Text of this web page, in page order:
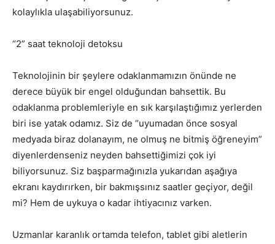
kolaylıkla ulaşabiliyorsunuz.
“2” saat teknoloji detoksu
Teknolojinin bir şeylere odaklanmamızın önünde ne
derece büyük bir engel olduğundan bahsettik. Bu
odaklanma problemleriyle en sık karşılaştığımız yerlerden
biri ise yatak odamız. Siz de “uyumadan önce sosyal
medyada biraz dolanayım, ne olmuş ne bitmiş öğreneyim”
diyenlerdenseniz neyden bahsettiğimizi çok iyi
biliyorsunuz. Siz başparmağınızla yukarıdan aşağıya
ekranı kaydırırken, bir bakmışsınız saatler geçiyor, değil
mi? Hem de uykuya o kadar ihtiyacınız varken.
Uzmanlar karanlık ortamda telefon, tablet gibi aletlerin